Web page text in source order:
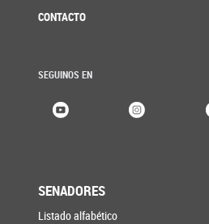
CONTACTO
SEGUINOS EN
SENADORES
Listado alfabético